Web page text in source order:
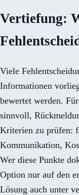
Vertiefung:
Viele
Informationen
bewertet werden.
sinnvoll,
Kriterien zu prüfen:
Kommunikation,
Wer diese Punkte
Option nur auf den
Lösung auch unter